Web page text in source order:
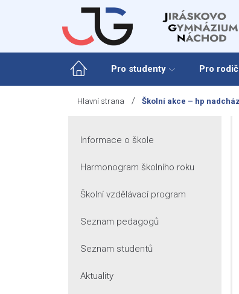
Pro studenty Pro
Hlavní strana / Školní akce – hp
Informace o škole
Harmonogram školního roku
Školní vzdělávací program
Seznam pedagogů
Seznam studentů
Aktuality